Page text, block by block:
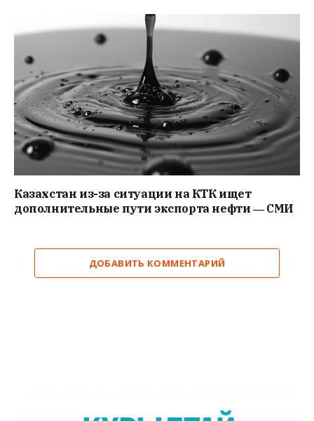
Казахстан из-за ситуации на КТК ищет
дополнительные пути экспорта нефти ― СМИ
ДОБАВИТЬ КОММЕНТАРИЙ